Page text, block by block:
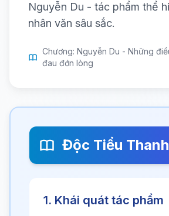
Nguyễn Du - tác phẩm thể
nhân văn sâu sắc.
Chương: Nguyễn Du - Những
đau đớn lòng
Độc Tiểu
1. Khái quát tác phẩm